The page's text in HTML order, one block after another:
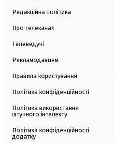
Редакційна політика
Про телеканал
Телеведучі
Рекламодавцям
Правила користування
Політика конфіденційності
Політика використання
штучного інтелекту
Політика конфіденційності
додатку